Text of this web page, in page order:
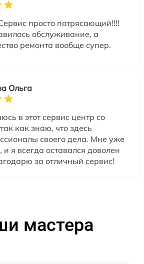
просто потрясающий!!!!
обслуживание, а
ремонта вообще супер.
Ольга
в этот сервис центр со
как знаю, что здесь
своего дела. Мне уже
я всегда оставался доволен
за отличный сервис!
мастера